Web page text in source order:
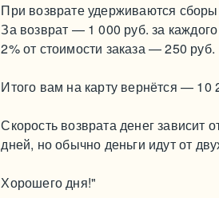
При возврате удерживаются
За возврат — 1 000 руб. за
2% от стоимости заказа — 250 руб.
Итого вам на карту вернётся — 10
Скорость возврата денег
дней, но обычно деньги идут от
Хорошего дня!"